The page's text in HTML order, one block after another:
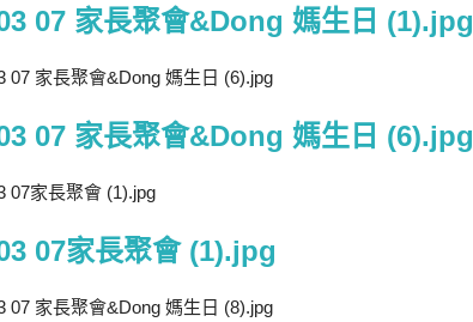
07 家長聚會&Dong 媽生日 (1).jpg
07 家長聚會&Dong 媽生日 (6).jpg
07家長聚會 (1).jpg